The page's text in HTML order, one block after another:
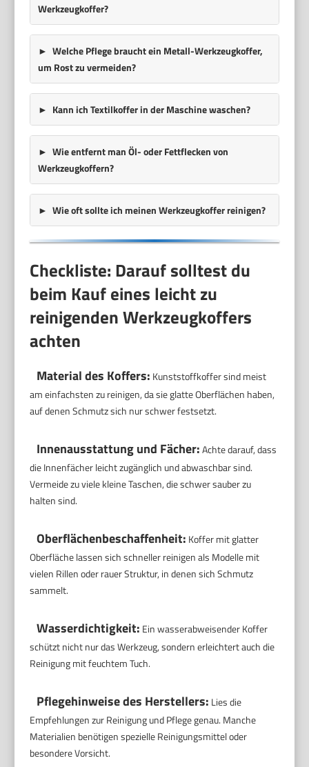
Werkzeugkoffer?
Welche Pflege braucht ein Metall-Werkzeugkoffer,
um Rost zu vermeiden?
Kann ich Textilkoffer in der Maschine waschen?
Wie entfernt man Öl- oder Fettflecken von
Werkzeugkoffern?
Wie oft sollte ich meinen Werkzeugkoffer reinigen?
Checkliste: Darauf solltest du
beim Kauf eines leicht zu
reinigenden Werkzeugkoffers
achten
Material des Koffers: Kunststoffkoffer sind meist
am einfachsten zu reinigen, da sie glatte Oberflächen haben,
auf denen Schmutz sich nur schwer festsetzt.
Innenausstattung und Fächer:Achte darauf, dass
die Innenfächer leicht zugänglich und abwaschbar sind.
Vermeide zu viele kleine Taschen, die schwer sauber zu
halten sind.
Oberflächenbeschaffenheit: Koffer mit glatter
Oberfläche lassen sich schneller reinigen als Modelle mit
vielen Rillen oder rauer Struktur, in denen sich Schmutz
sammelt.
Wasserdichtigkeit: Ein wasserabweisender Koffer
schützt nicht nur das Werkzeug, sondern erleichtert auch die
Reinigung mit feuchtem Tuch.
Pflegehinweise des Herstellers: Lies die
Empfehlungen zur Reinigung und Pflege genau. Manche
Materialien benötigen spezielle Reinigungsmittel oder
besondere Vorsicht.